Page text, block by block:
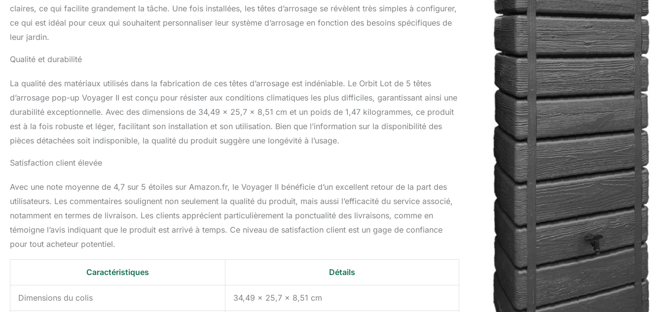
claires, ce qui facilite grandement la tâche. Une fois installées, les têtes d’arrosage se révèlent très simples à configurer,
ce qui est idéal pour ceux qui souhaitent personnaliser leur système d’arrosage en fonction des besoins spécifiques de
leur jardin.
Qualité et durabilité
La qualité des matériaux utilisés dans la fabrication de ces têtes d’arrosage est indéniable. Le Orbit Lot de 5 têtes
d’arrosage pop-up Voyager II est conçu pour résister aux conditions climatiques les plus difficiles, garantissant ainsi une
durabilité exceptionnelle. Avec des dimensions de 34,49 x 25,7 x 8,51 cm et un poids de 1,47 kilogrammes, ce produit
est à la fois robuste et léger, facilitant son installation et son utilisation. Bien que l’information sur la disponibilité des
pièces détachées soit indisponible, la qualité du produit suggère une longévité à l’usage.
Satisfaction client élevée
Avec une note moyenne de 4,7 sur 5 étoiles sur Amazon.fr, le Voyager II bénéficie d’un excellent retour de la part des
utilisateurs. Les commentaires soulignent non seulement la qualité du produit, mais aussi l’efficacité du service associé,
notamment en termes de livraison. Les clients apprécient particulièrement la ponctualité des livraisons, comme en
témoigne l’avis indiquant que le produit est arrivé à temps. Ce niveau de satisfaction client est un gage de confiance
pour tout acheteur potentiel.
Caractéristiques Détails
Dimensions du colis 34,49 x 25,7 x 8,51 cm